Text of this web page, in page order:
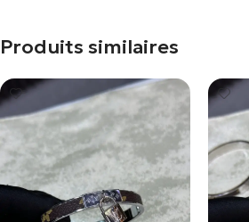
Produits similaires